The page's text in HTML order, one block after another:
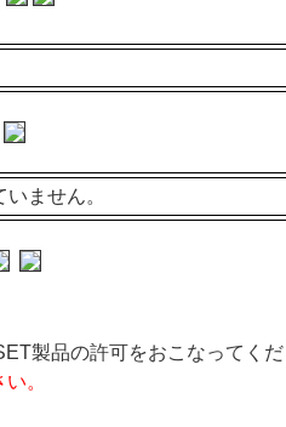
ません。
製品の許可をおこなってく
。